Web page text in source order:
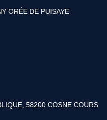
ORÉE DE PUISAYE
58200 COSNE COURS